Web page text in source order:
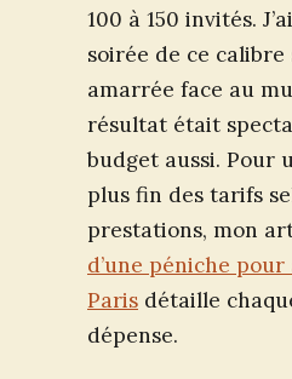
100 à 150 invités.
soirée de ce
amarrée face au
résultat était
budget aussi. Pour
plus fin des tarifs
prestations, mon
d’une péniche
Paris détaille
dépense.